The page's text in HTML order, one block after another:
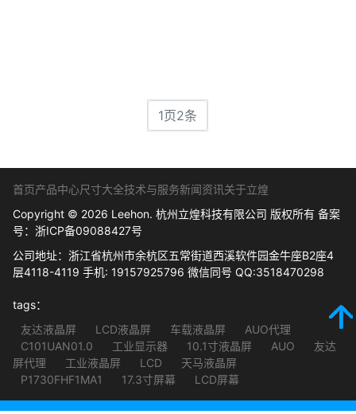
1页2条
首页产品中心尺寸大全技术与服务新闻资讯关于立煌
Copyright © 2026 Leehon. 杭州立煌科技有限公司 版权所有 备案
号： 浙ICP备09088427号
公司地址：浙江省杭州市余杭区五常街道西溪软件园金牛座B2座4
层4118-4119 手机: 19157925796 微信同号 QQ:3518470298
tags：
友达液晶屏
LCD液晶屏 车载液晶屏
AUO代理
C101UAN01.0
工业显示器 10.1寸液晶屏 AUO
友达
屏代理
工业液晶屏 LCD
天马液晶屏
P1730FHF1MA1
17.3寸屏幕 LCD屏幕